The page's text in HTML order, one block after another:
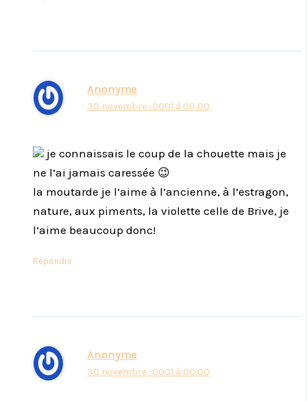
Anonyme
30 novembre -0001 à 00:00
je connaissais le coup de la chouette mais je
ne l’ai jamais caressée 😉
la moutarde je l’aime à l’ancienne, à l’estragon,
nature, aux piments, la violette celle de Brive, je
l’aime beaucoup donc!
Répondre
Anonyme
30 novembre -0001 à 00:00